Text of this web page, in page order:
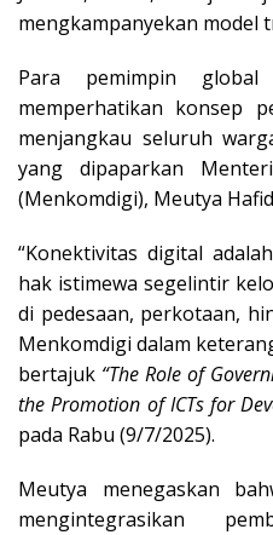
mengkampanyekan model
Para pemimpin
memperhatikan konsep
menjangkau seluruh
yang dipaparkan
(Menkomdigi), Meutya
“Konektivitas digital
hak istimewa segelintir
di pedesaan, perkotaan,
Menkomdigi dalam
bertajuk “The Role of
the Promotion of ICTs for
pada Rabu (9/7/2025).
Meutya menegaskan
mengintegrasikan